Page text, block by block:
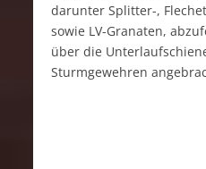
darunter Splitter-,
sowie LV-Granaten,
über die
Sturmgewehren